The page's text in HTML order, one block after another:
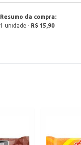
Resumo da compra:
1 unidade · R$ 15,90